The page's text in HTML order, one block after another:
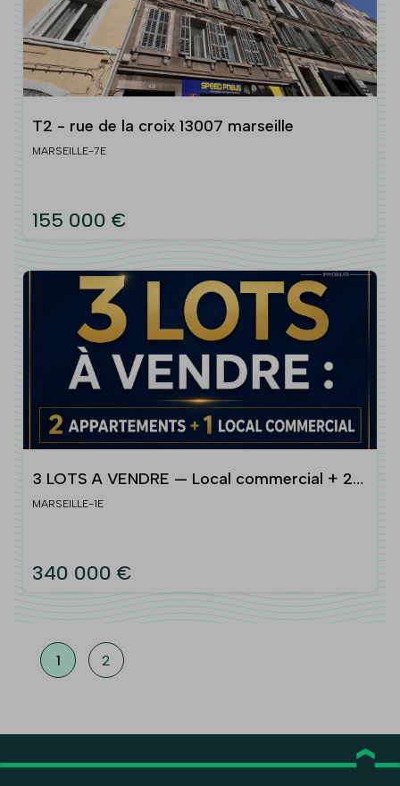
T2 - rue de la croix 13007 marseille
MARSEILLE-7E
155 000 €
3 LOTS A VENDRE — Local commercial + 2
appartements — 55 rue Tapis Vert, 13001
MARSEILLE-1E
340 000 €
1 2